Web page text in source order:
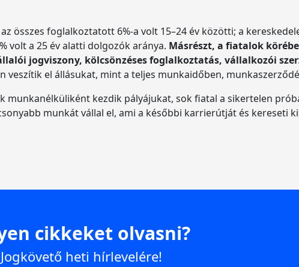
összes foglalkoztatott 6%-a volt 15–24 év közötti; a
volt a 25 év alatti dolgozók aránya. Másrészt, a fiatalok
jogviszony, kölcsönzéses foglalkoztatás, vállalkozói
veszítik el állásukat, mint a teljes munkaidőben,
munkanélküliként kezdik pályájukat, sok fiatal a sikertelen
munkát vállal el, ami a későbbi karrierútját és kereseti
cikkeket olvasni?
heti hírlevelére!